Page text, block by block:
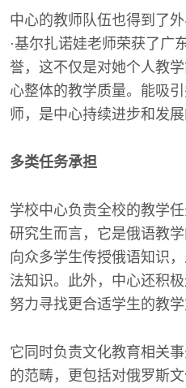
中心的教师队伍也得到了
·基尔扎诺娃老师荣获了广
誉，这不仅是对她个人教
心整体的教学质量。能吸
师，是中心持续进步和发展
多类任务承担
学校中心负责全校的教学
研究生而言，它是俄语教
向众多学生传授俄语知识
法知识。此外，中心还积
努力寻找更合适学生的教学
它同时负责文化教育相关
的范畴，更包括对俄罗斯